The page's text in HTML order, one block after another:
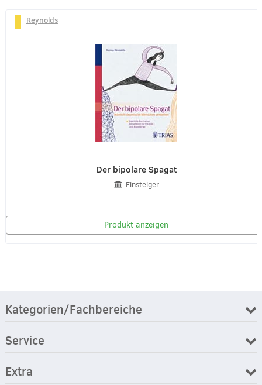
Reynolds
Der bipolare Spagat
Einsteiger
Produkt anzeigen
Kategorien/Fachbereiche
Service
Extra